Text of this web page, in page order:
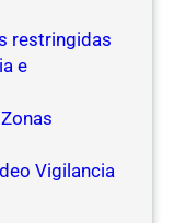
restringidas
e
Vigilancia